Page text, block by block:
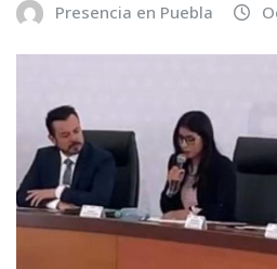
Presencia en Puebla